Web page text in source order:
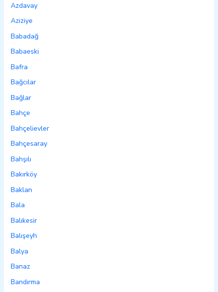
Azdavay
Aziziye
Babadağ
Babaeski
Bafra
Bağcılar
Bağlar
Bahçe
Bahçelievler
Bahçesaray
Bahşılı
Bakırköy
Baklan
Bala
Balıkesir
Balışeyh
Balya
Banaz
Bandırma